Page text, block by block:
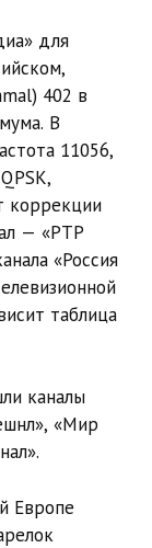
для
402 в
В
11056,
коррекции
— «РТР
«Россия
таблица
каналы
«Мир
Европе